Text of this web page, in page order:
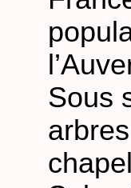
Sous